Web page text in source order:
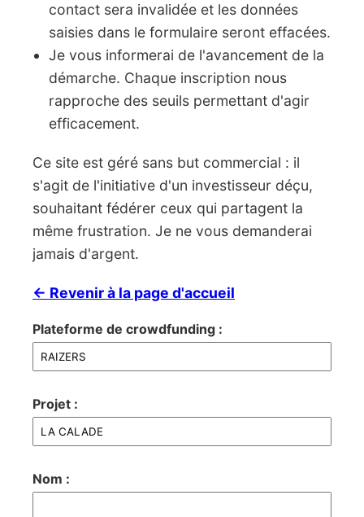
contact sera invalidée et les données
saisies dans le formulaire seront effacées.
Je vous informerai de l'avancement de la
démarche. Chaque inscription nous
rapproche des seuils permettant d'agir
efficacement.
Ce site est géré sans but commercial : il
s'agit de l'initiative d'un investisseur déçu,
souhaitant fédérer ceux qui partagent la
même frustration. Je ne vous demanderai
jamais d'argent.
← Revenir à la page d'accueil
Plateforme de crowdfunding :
Projet :
Nom :